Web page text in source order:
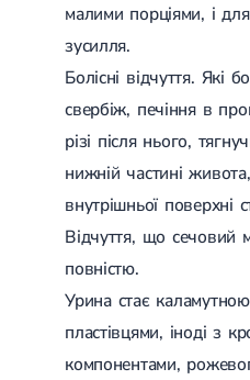
Ортопедія і травматологія
Асептичний некроз головки
Асептичний некроз таранної
Блокування суглоба
Епікондиліт
Нестабільність суглоба
Лікування переломів
Лікування переломів ключиці
Лікування переломів плеча
Лікування переломів
Лікування переломів кісток
Іммобілізація
Лікування переломів шийки
Лікування переломів гомілки
малими порціями, і для
зусилля.
Болісні відчуття. Які
свербіж, печіння в
різі після нього,
нижній частині
внутрішньої поверхні
Відчуття, що сечовий
повністю.
Урина стає
пластівцями, іноді з
компонентами,